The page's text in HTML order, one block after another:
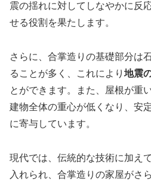
震の揺れに対してしなやかに反
せる役割を果たします。
さらに、合掌造りの基礎部分は
ることが多く、これにより 地震
とができます。また、屋根が重
建物全体の重心が低くなり、安
に寄与しています。
現代では、伝統的な技術に加え
入れられ、合掌造りの家屋がさ